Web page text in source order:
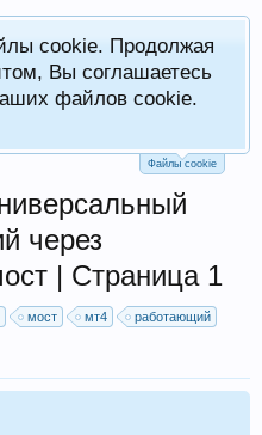
cookie. Продолжая
Вы соглашаетесь
файлов cookie.
Файлы cookie
через
| Страница 1
мост мт4
работающий